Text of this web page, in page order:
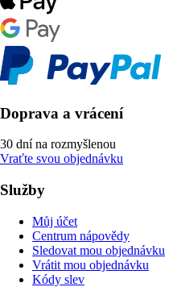
Doprava a vrácení
30 dní na rozmyšlenou
Vraťte svou objednávku
Služby
Můj účet
Centrum nápovědy
Sledovat mou objednávku
Vrátit mou objednávku
Kódy slev